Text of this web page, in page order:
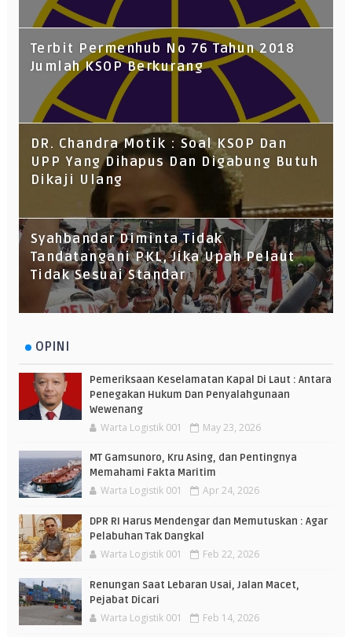
Terbit Permenhub No 76 Tahun 2018
Jumlah KSOP Berkurang
DR. Chandra Motik : Soal KSOP Dan
UPP Yang Dihapus Dan Digabung Butuh
Dikaji Ulang
Syahbandar Diminta Tidak
Tandatangani PKL, Jika Upah Pelaut
Tidak Sesuai Standar
OPINI
Pemeriksaan Keselamatan Kapal Di Laut : Antara
Penegakan Hukum Dan Penyalahgunaan
Wewenang
Warta Logistik 001 May 23, 2026
MT Gamsunoro, Kru Asing, dan Pentingnya
Memahami Fakta Maritim
Warta Logistik 001 Apr 24, 2026
DPR RI Harus Mendengar dan Memutuskan : Agar
Pelabuhan Tak Dangkal
Warta Logistik 001 Feb 22, 2026
Renungan Saat Lebaran Usai, Jalan Macet,
Pejabat Dicari
Warta Logistik 001 Feb 14, 2026